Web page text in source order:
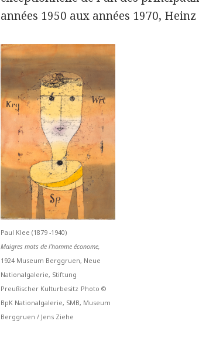
années 1950 aux années 1970,
Paul Klee (1879 -1940)
Maigres mots de l’homme économe,
1924 Museum Berggruen, Neue
Nationalgalerie, Stiftung
Preußischer Kulturbesitz Photo ©
BpK Nationalgalerie, SMB, Museum
Berggruen / Jens Ziehe